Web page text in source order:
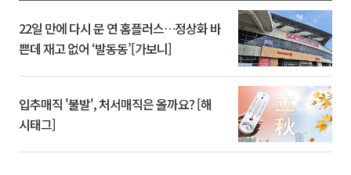
22일 만에 다시 문 연 홈플러스…정상화 바
쁜데 재고 없어 ‘발동동’[가보니]
입추매직 '불발', 처서매직은 올까요? [해
시태그]